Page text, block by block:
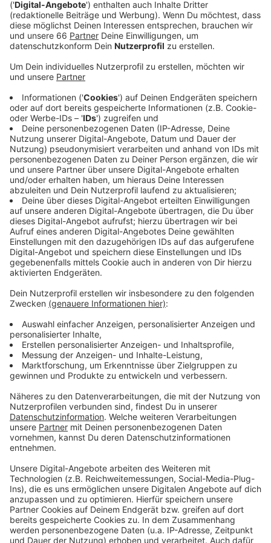
und liegt heute bei 374.
Veröffentlicht:Montag, 23.05.2022 13:08
Anzeige
In den Krankenhäusern der Stadt müssen aktuell 90
Patientinnen und Patienten behandelt werden, bei
denen einen Infektion festgestellt worden ist. Das
sind in vielen Fällen aber auch Menschen mit einer
ganz anderen Haupterkrankung. Neue Todesfälle im
Zusammenhang mit dem Corona-Virus hat es in
Düsseldorf nicht gegeben. Die Zahl liegt heute (23.
Mai 2022) bei 889.
Anzeige
Weitere Infos und Links zum Thema
Anzeige
Gesundheitsministerium erwartet weitere
Affenpocken-Fälle
Ärztepräsident: Augenmerk auf Kinder bei Corona-
Kurs
Hier informiert Düsseldorf über die aktuellen
Corona-Zahlen